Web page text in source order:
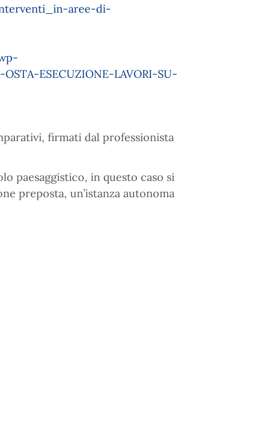
aree-di-
ESECUZIONE-LAVORI-SU-
firmati dal professionista
paesaggistico, in questo caso si
preposta, un’istanza autonoma